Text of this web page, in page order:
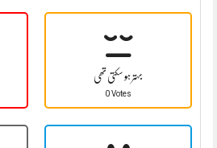
بہتر ہو سکتی تھی
0 Votes